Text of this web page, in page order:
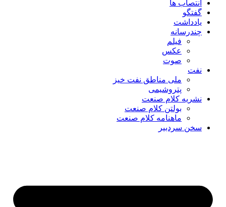
انتصاب ها
گفتگو
یادداشت
چندرسانه
فیلم
عکس
صوت
نفت
ملی مناطق نفت خیز
پتروشیمی
نشریه کلام صنعت
بولتن کلام صنعت
ماهنامه کلام صنعت
سخن سردبیر